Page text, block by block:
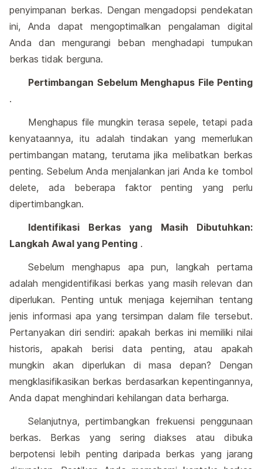
penyimpanan berkas. Dengan mengadopsi pendekatan
ini, Anda dapat mengoptimalkan pengalaman digital
Anda dan mengurangi beban menghadapi tumpukan
berkas tidak berguna.
Pertimbangan Sebelum Menghapus File Penting
.
Menghapus file mungkin terasa sepele, tetapi pada
kenyataannya, itu adalah tindakan yang memerlukan
pertimbangan matang, terutama jika melibatkan berkas
penting. Sebelum Anda menjalankan jari Anda ke tombol
delete, ada beberapa faktor penting yang perlu
dipertimbangkan.
Identifikasi Berkas yang Masih Dibutuhkan:
Langkah Awal yang Penting .
Sebelum menghapus apa pun, langkah pertama
adalah mengidentifikasi berkas yang masih relevan dan
diperlukan. Penting untuk menjaga kejernihan tentang
jenis informasi apa yang tersimpan dalam file tersebut.
Pertanyakan diri sendiri: apakah berkas ini memiliki nilai
historis, apakah berisi data penting, atau apakah
mungkin akan diperlukan di masa depan? Dengan
mengklasifikasikan berkas berdasarkan kepentingannya,
Anda dapat menghindari kehilangan data berharga.
Selanjutnya, pertimbangkan frekuensi penggunaan
berkas. Berkas yang sering diakses atau dibuka
berpotensi lebih penting daripada berkas yang jarang